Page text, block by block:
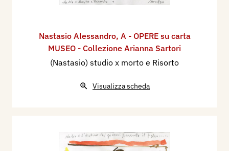
Nastasio Alessandro, A - OPERE su carta
MUSEO - Collezione Arianna Sartori
(Nastasio) studio x morto e Risorto
Visualizza scheda